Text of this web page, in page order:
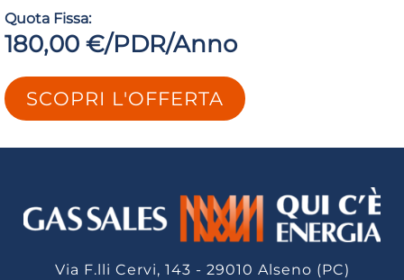
Quota Fissa:
180,00 €/PDR/Anno
SCOPRI L'OFFERTA
Via F.lli Cervi, 143 - 29010 Alseno (PC)